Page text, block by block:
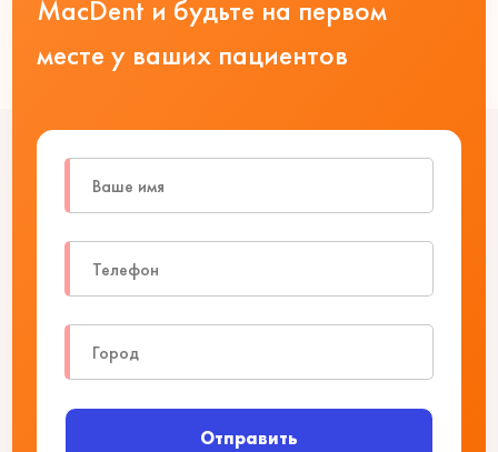
MacDent и будьте на первом
месте у ваших пациентов
Отправить